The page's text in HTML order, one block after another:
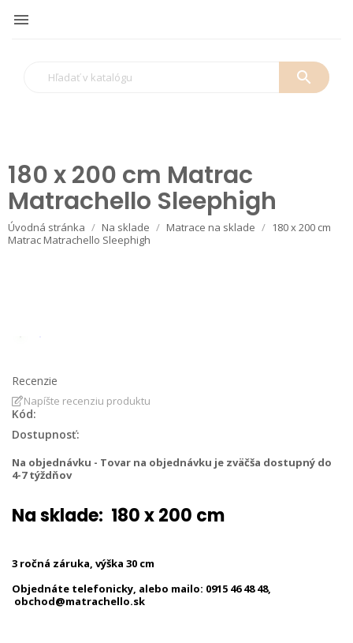

search
180 x 200 cm Matrac
Matrachello Sleephigh
Úvodná stránka Na sklade Matrace na sklade
180 x 200 cm
Matrac Matrachello Sleephigh
Recenzie
Napíšte recenziu produktu
Kód:
Dostupnosť:
Na objednávku - Tovar na objednávku je zväčša dostupný do
4-7 týždňov
Na sklade: 180 x 200 cm
3 ročná záruka, výška 30 cm
Objednáte telefonicky, alebo mailo: 0915 46 48 48,
obchod@matrachello.sk